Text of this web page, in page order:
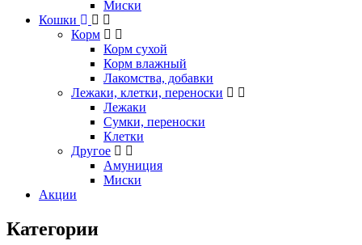
Миски
Кошки
Корм
Корм сухой
Корм влажный
Лакомства, добавки
Лежаки, клетки, переноски
Лежаки
Сумки, переноски
Клетки
Другое
Амуниция
Миски
Акции
Категории